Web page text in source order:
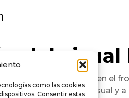
como las cookies
Consentir estas
del visual
diseñado para colocarse en el
al impacto visual y a